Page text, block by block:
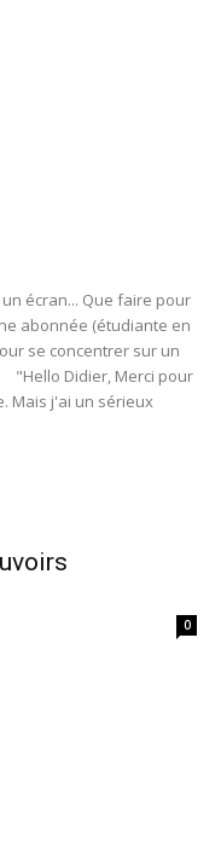
écran... Que faire pour
abonnée (étudiante en
se concentrer sur un
"Hello Didier, Merci pour
Mais j'ai un sérieux
0